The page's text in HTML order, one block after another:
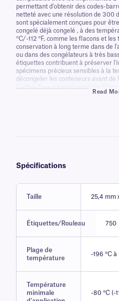
permettant d'obtenir des codes-
netteté avec une résolution de 300
sont spécialement conçues pour
congelé déjà congelé , à des
°C/-112 °F, comme les flacons et
conservation à long terme dans de
ou dans des congélateurs à très
étiquettes contribuent à préserver
spécimens précieux sensibles à la
décongeler les conteneurs avant de
L'adhésif permanent empêche
déformer au fil du temps dans des
Read
Spécifications
Taille 25,4 mm
Étiquettes/Rouleau 750
Plage de
température
-196 °C à
Température
minimale
-80 °C (-